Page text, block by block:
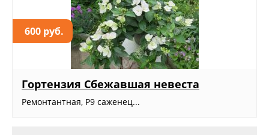
600 руб.
Гортензия Сбежавшая невеста
Ремонтантная, Р9 саженец...